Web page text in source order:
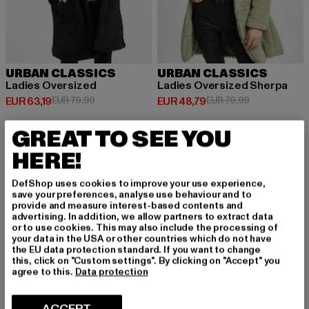
URBAN CLASSICS
Ladies Oversized
EUR 63,19
Huidige prijs: EUR 63,19
EUR 79,99Actieprijs: EUR 79,99
URBAN CLASSICS
Ladies Oversized Sherpa
EUR 48,79
Huidige prijs: EUR 48,79
EUR 79,99Actieprijs:
-60%
GREAT TO SEE YOU
HERE!
DefShop uses cookies to improve your use experience,
save your preferences, analyse use behaviour and to
provide and measure interest-based contents and
advertising. In addition, we allow partners to extract data
or to use cookies. This may also include the processing of
your data in the USA or other countries which do not have
the EU data protection standard. If you want to change
this, click on "Custom settings". By clicking on "Accept" you
agree to this. Data protection